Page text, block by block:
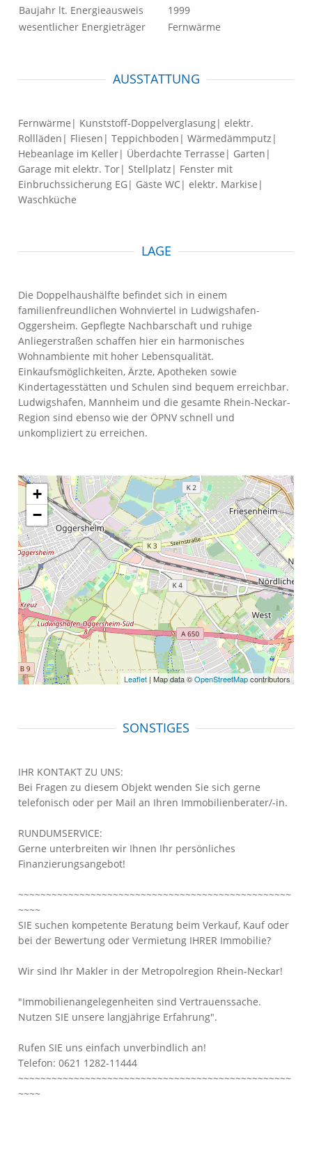
Baujahr lt. Energieausweis
1999
wesentlicher Energieträger
Fernwärme
AUSSTATTUNG
Fernwärme| Kunststoff-Doppelverglasung| elektr.
Rollläden| Fliesen| Teppichboden| Wärmedämmputz|
Hebeanlage im Keller| Überdachte Terrasse| Garten|
Garage mit elektr. Tor| Stellplatz| Fenster mit
Einbruchssicherung EG| Gäste WC| elektr. Markise|
Waschküche
LAGE
Die Doppelhaushälfte befindet sich in einem
familienfreundlichen Wohnviertel in Ludwigshafen-
Oggersheim. Gepflegte Nachbarschaft und ruhige
Anliegerstraßen schaffen hier ein harmonisches
Wohnambiente mit hoher Lebensqualität.
Einkaufsmöglichkeiten, Ärzte, Apotheken sowie
Kindertagesstätten und Schulen sind bequem erreichbar.
Ludwigshafen, Mannheim und die gesamte Rhein-Neckar-
Region sind ebenso wie der ÖPNV schnell und
unkompliziert zu erreichen.
+
−
Leaflet| Map data ©OpenStreetMapcontributors
SONSTIGES
IHR KONTAKT ZU UNS:
Bei Fragen zu diesem Objekt wenden Sie sich gerne
telefonisch oder per Mail an Ihren Immobilienberater/-in.
RUNDUMSERVICE:
Gerne unterbreiten wir Ihnen Ihr persönliches
Finanzierungsangebot!
~~~~~~~~~~~~~~~~~~~~~~~~~~~~~~~~~~~~~~~~~~~~~~~~~
~~~~
SIE suchen kompetente Beratung beim Verkauf, Kauf oder
bei der Bewertung oder Vermietung IHRER Immobilie?
Wir sind Ihr Makler in der Metropolregion Rhein-Neckar!
"Immobilienangelegenheiten sind Vertrauenssache.
Nutzen SIE unsere langjährige Erfahrung".
Rufen SIE uns einfach unverbindlich an!
Telefon: 0621 1282-11444
~~~~~~~~~~~~~~~~~~~~~~~~~~~~~~~~~~~~~~~~~~~~~~~~~
~~~~